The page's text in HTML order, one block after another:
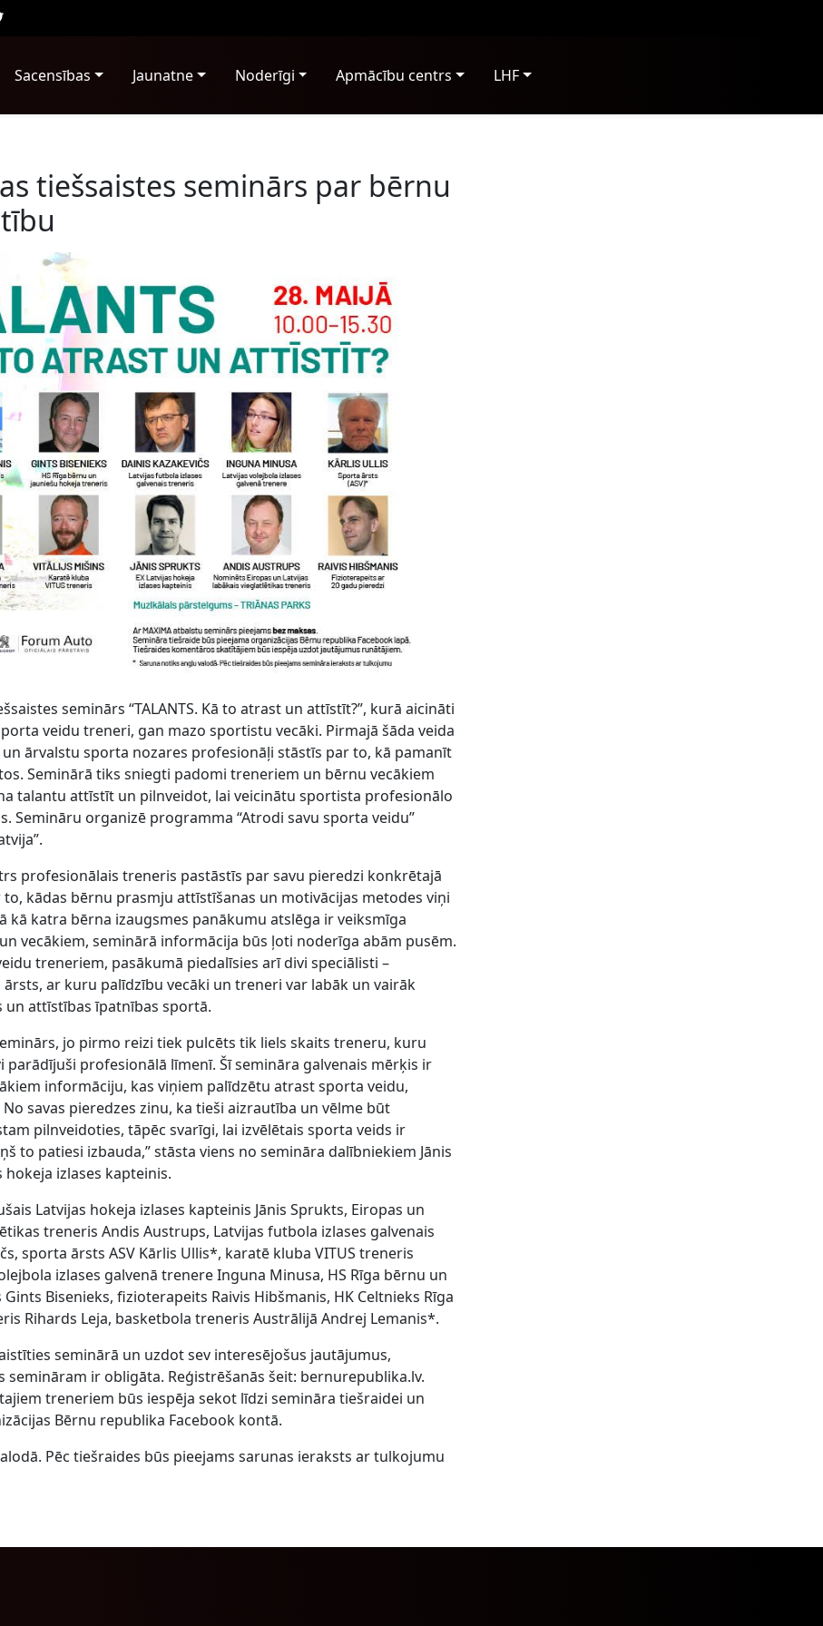
Sacensības Jaunatne Noderīgi Apmācību centrs LHF
tiešsaistes seminārs par bērnu
seminārs “TALANTS. Kā to atrast un attīstīt?”, kurā aicināti
veidu treneri, gan mazo sportistu vecāki. Pirmajā šāda veida
ārvalstu sporta nozares profesionāļi stāstīs par to, kā pamanīt
Seminārā tiks sniegti padomi treneriem un bērnu vecākiem
talantu attīstīt un pilnveidot, lai veicinātu sportista profesionālo
Semināru organizē programma “Atrodi savu sporta veidu”
profesionālais treneris pastāstīs par savu pieredzi konkrētajā
kādas bērnu prasmju attīstīšanas un motivācijas metodes viņi
kā katra bērna izaugsmes panākumu atslēga ir veiksmīga
vecākiem, seminārā informācija būs ļoti noderīga abām pusēm.
treneriem, pasākumā piedalīsies arī divi speciālisti –
ar kuru palīdzību vecāki un treneri var labāk un vairāk
un attīstības īpatnības sportā.
jo pirmo reizi tiek pulcēts tik liels skaits treneru, kuru
parādījuši profesionālā līmenī. Šī semināra galvenais mērķis ir
informāciju, kas viņiem palīdzētu atrast sporta veidu,
savas pieredzes zinu, ka tieši aizrautība un vēlme būt
pilnveidoties, tāpēc svarīgi, lai izvēlētais sporta veids ir
to patiesi izbauda,” stāsta viens no semināra dalībniekiem Jānis
izlases kapteinis.
Latvijas hokeja izlases kapteinis Jānis Sprukts, Eiropas un
treneris Andis Austrups, Latvijas futbola izlases galvenais
sporta ārsts ASV Kārlis Ullis*, karatē kluba VITUS treneris
izlases galvenā trenere Inguna Minusa, HS Rīga bērnu un
Bisenieks, fizioterapeits Raivis Hibšmanis, HK Celtnieks Rīga
Rihards Leja, basketbola treneris Austrālijā Andrej Lemanis*.
seminārā un uzdot sev interesējošus jautājumus,
semināram ir obligāta. Reģistrēšanās šeit: bernurepublika.lv.
treneriem būs iespēja sekot līdzi semināra tiešraidei un
Bērnu republika Facebook kontā.
Pēc tiešraides būs pieejams sarunas ieraksts ar tulkojumu